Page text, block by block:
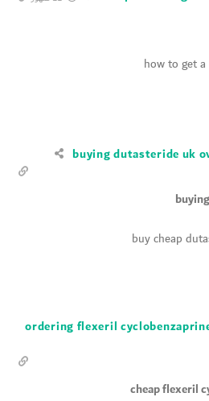
how to get
buying dutasteride uk
buy cheap
ordering flexeril
cheap flexeril